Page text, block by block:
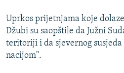
Uprkos prijetnjama koje
Džubi su saopštile da Južni
teritoriji i da sjevernog
nacijom".